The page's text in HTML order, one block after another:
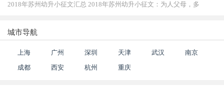
2018年苏州幼升小征文汇总 2018年苏州幼升小征文：为人父母，多
城市导航
上海 广州 深圳 天津 武汉
南京
成都
西安 杭州 重庆